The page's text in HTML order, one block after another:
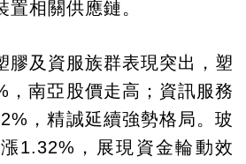
相關供應鏈。
膠及資服族群表現突出，塑
，南亞股價走高；資訊服務
，精誠延續強勢格局。玻
1.32%，展現資金輪動效